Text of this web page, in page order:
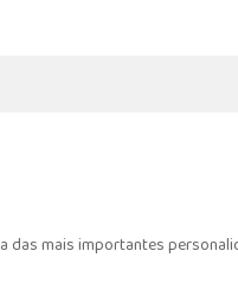
das mais importantes